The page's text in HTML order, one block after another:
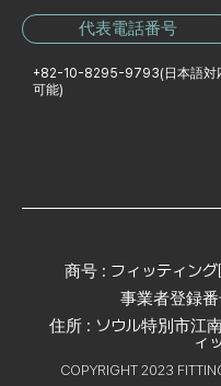
代表電話番号
+82-10-8295-9793(日本語対
可能)
商号 : フィッティン
事業者登録
住所 : ソウル特別市江
ィ
COPYRIGHT 2023